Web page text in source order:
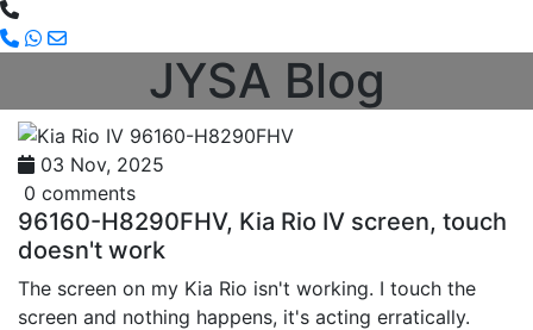
JYSA Blog
03 Nov, 2025
0 comments
96160-H8290FHV, Kia Rio IV screen, touch
doesn't work
The screen on my Kia Rio isn't working. I touch the
screen and nothing happens, it's acting erratically.